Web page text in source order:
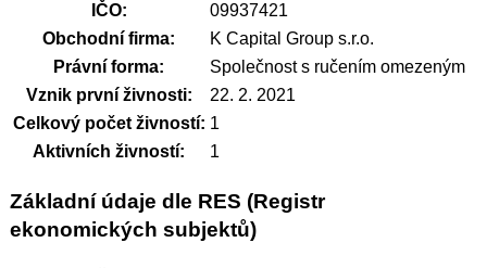
IČO:
09937421
Obchodní firma:
K Capital Group s.r.o.
Právní forma:
Společnost s ručením omezeným
Vznik první živnosti:
22. 2. 2021
Celkový počet živností: 1
Aktivních živností:
1
Základní údaje dle RES (Registr
ekonomických subjektů)